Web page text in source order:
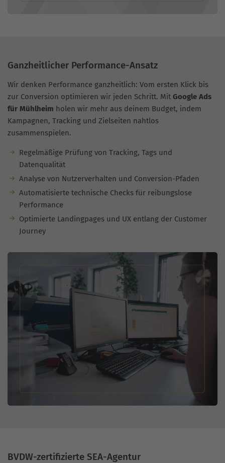
Ganzheitlicher Performance-Ansatz
Wir denken Performance ganzheitlich: Vom ersten Klick bis
zur Conversion optimieren wir jeden Schritt. Mit Google Ads
für Mühlheim holen wir mehr aus deinem Budget, indem
Kampagnen, Tracking und Zielseiten nahtlos
zusammenspielen.
Regelmäßige Prüfung von Tracking, Tags und
Datenqualität
Analyse von Nutzerverhalten und Conversion-Pfaden
Automatisierte technische Checks für reibungslose
Performance
Optimierte Landingpages und UX entlang der Customer
Journey
BVDW-zertifizierte SEA-Agentur